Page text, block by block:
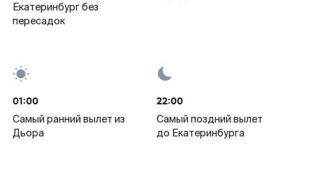
Екатеринбург без
пересадок
01:00
Самый ранний вылет из
Дьора
22:00
Самый поздний вылет
до Екатеринбурга